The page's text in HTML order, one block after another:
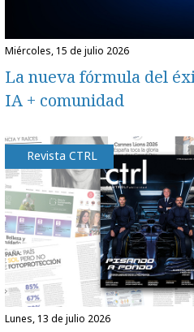
miércoles, 15 de julio 2026
La nueva fórmula del
IA + comunidad
Revista CTRL
lunes, 13 de julio 2026